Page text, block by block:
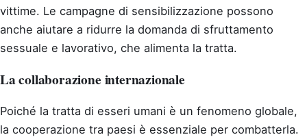
vittime. Le campagne di sensibilizzazione possono
anche aiutare a ridurre la domanda di sfruttamento
sessuale e lavorativo, che alimenta la tratta.
La collaborazione internazionale
Poiché la tratta di esseri umani è un fenomeno globale,
la cooperazione tra paesi è essenziale per combatterla.